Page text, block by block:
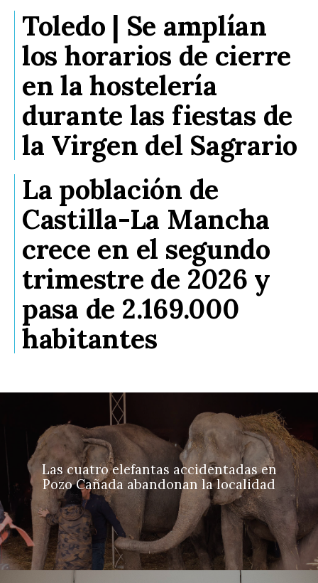
Toledo | Se amplían
los horarios de cierre
en la hostelería
durante las fiestas de
la Virgen del Sagrario
La población de
Castilla-La Mancha
crece en el segundo
trimestre de 2026 y
pasa de 2.169.000
habitantes
Las cuatro elefantas accidentadas en
Pozo Cañada abandonan la localidad